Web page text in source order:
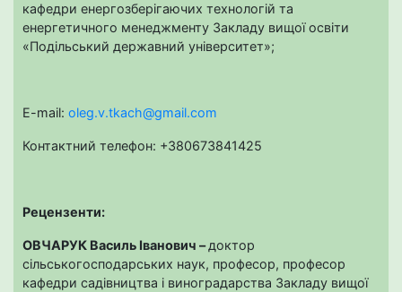
кафедри енергозберігаючих технологій та
енергетичного менеджменту Закладу вищої освіти
«Подільський державний університет»;
E-mail: oleg.v.tkach@gmail.com
Контактний телефон: +380673841425
Рецензенти:
ОВЧАРУК Василь Іванович –доктор
сільськогосподарських наук, професор, професор
кафедри садівництва і виноградарства Закладу вищої